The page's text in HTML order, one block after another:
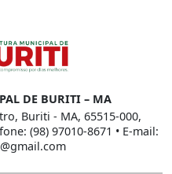
DE BURITI – MA
Buriti - MA, 65515-000,
(98) 97010-8671 • E-mail: